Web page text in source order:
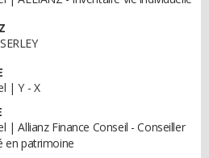
| Y - X
| Allianz Finance Conseil - Conseiller
en patrimoine